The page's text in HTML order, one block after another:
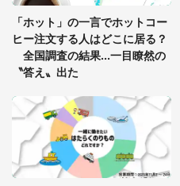
っ暗な道で遭難状
を求めると、住人
「ホット」の一言でホットコー
ヒー注文する人はどこに居る？
全国調査の結果...一目瞭然の
〝答え〟出た